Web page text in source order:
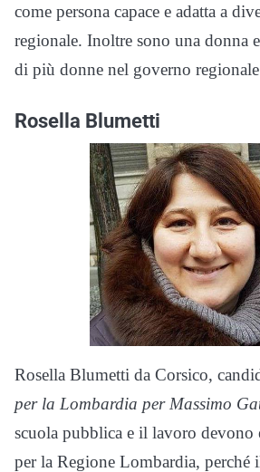
come persona capace e adatta a
regionale. Inoltre sono una donna
di più donne nel governo
Rosella Blumetti
Rosella Blumetti da Corsico,
per la Lombardia per Massimo
scuola pubblica e il lavoro devono
per la Regione Lombardia, perché